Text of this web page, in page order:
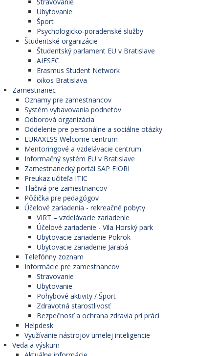
Ubytovanie
Šport
Psychologicko-poradenské služby
Študentské organizácie
Študentský parlament EU v Bratislave
AIESEC
Erasmus Student Network
oikos Bratislava
Zamestnanec
Oznamy pre zamestnancov
Systém vybavovania podnetov
Odborová organizácia
Oddelenie pre personálne a sociálne otázky
EURAXESS Welcome centrum
Mentoringové a vzdelávacie centrum
Informačný systém EU v Bratislave
Zamestnanecký portál SAP FIORI
Preukaz učiteľa ITIC
Tlačivá pre zamestnancov
Pôžička pre pedagógov
Účelové zariadenia - rekreačné pobyty
VIRT – vzdelávacie zariadenie
Účelové zariadenie - Vila Horský park
Ubytovacie zariadenie Pokrok
Ubytovacie zariadenie Jarabá
Telefónny zoznam
Informácie pre zamestnancov
Stravovanie
Ubytovanie
Pohybové aktivity / Šport
Zdravotná starostlivosť
Bezpečnosť a ochrana zdravia pri práci
Helpdesk
Využívanie nástrojov umelej inteligencie
Veda a výskum